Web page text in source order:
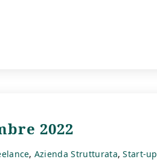
2022
Azienda Strutturata Start-up